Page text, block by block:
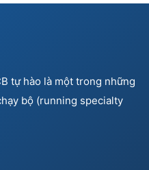
tự hào là một trong những
bộ (running specialty